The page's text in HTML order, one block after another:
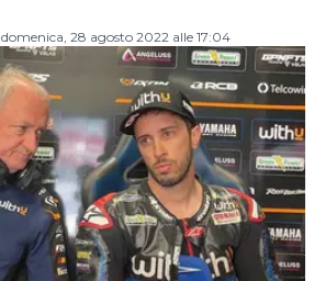
domenica, 28 agosto 2022 alle 17:04